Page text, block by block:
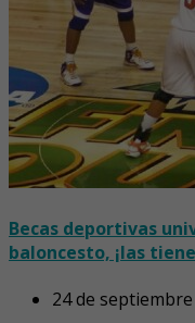
Becas deportivas
baloncesto, ¡las
24 de